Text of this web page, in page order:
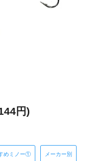
円)
めミノー① メーカー別